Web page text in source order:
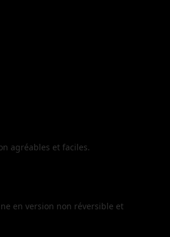
agréables et faciles.
en version non réversible et